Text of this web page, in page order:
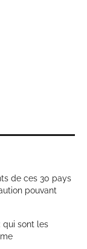
de ces 30 pays
pouvant
qui sont les